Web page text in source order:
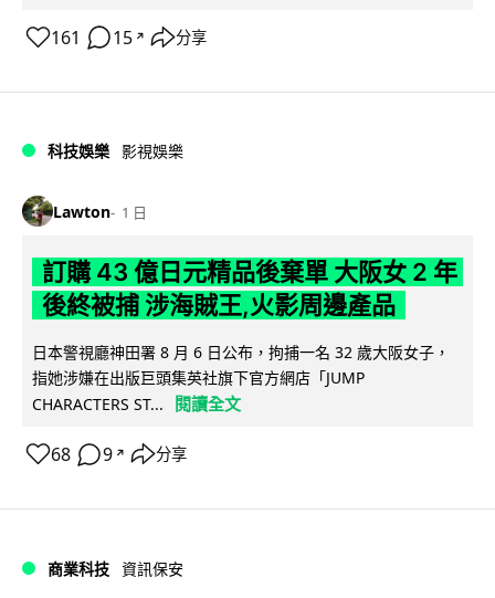
161 15 ↗ 分享
科技娛樂 影視娛樂
Lawton 1 日
訂購 43 億日元精品後棄單 大阪女 2 年
後終被捕 涉海賊王,火影周邊產品
日本警視廳神田署 8 月 6 日公布，拘捕一名 32 歲大阪女子，
指她涉嫌在出版巨頭集英社旗下官方網店「JUMP
CHARACTERS ST...
閱讀全文
68 9 ↗ 分享
商業科技 資訊保安